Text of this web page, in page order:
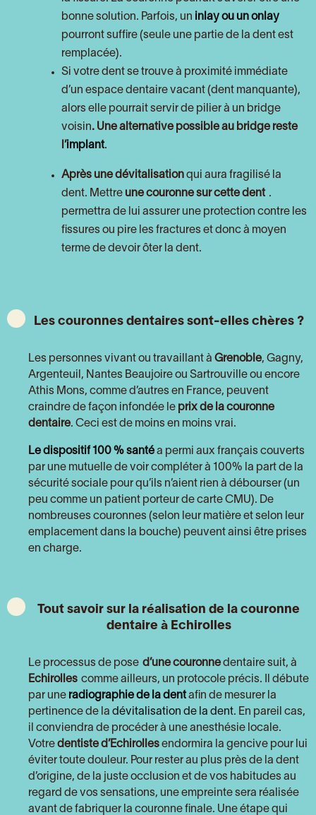
bonne solution. Parfois, un inlay ou un onlay
pourront suffire (seule une partie de la dent est
remplacée).
Si votre dent se trouve à proximité immédiate
d’un espace dentaire vacant (dent manquante),
alors elle pourrait servir de pilier à un bridge
voisin. Une alternative possible au bridge reste
l’ implant.
Après une dévitalisation qui aura fragilisé la
dent. Mettre une couronne sur cette dent .
permettra de lui assurer une protection contre les
fissures ou pire les fractures et donc à moyen
terme de devoir ôter la dent.
Les couronnes dentaires sont-elles chères ?
Les personnes vivant ou travaillant à Grenoble, Gagny,
Argenteuil, Nantes Beaujoire ou Sartrouville ou encore
Athis Mons, comme d’autres en France, peuvent
craindre de façon infondée le prix de la couronne
dentaire. Ceci est de moins en moins vrai.
Le dispositif 100 % santé a permi aux français couverts
par une mutuelle de voir compléter à 100% la part de la
sécurité sociale pour qu’ils n’aient rien à débourser (un
peu comme un patient porteur de carte CMU). De
nombreuses couronnes (selon leur matière et selon leur
emplacement dans la bouche) peuvent ainsi être prises
en charge.
Tout savoir sur la réalisation de la couronne
dentaire à Echirolles
Le processus de pose d’une couronne dentaire suit, à
Echirolles comme ailleurs, un protocole précis. Il débute
par une radiographie de la dentafin de mesurer la
pertinence de la dévitalisation de la dent. En pareil cas,
il conviendra de procéder à une anesthésie locale.
Votre dentiste d’Echirolles endormira la gencive pour lui
éviter toute douleur. Pour rester au plus près de la dent
d’origine, de la juste occlusion et de vos habitudes au
regard de vos sensations, une empreinte sera réalisée
avant de fabriquer la couronne finale. Une étape qui